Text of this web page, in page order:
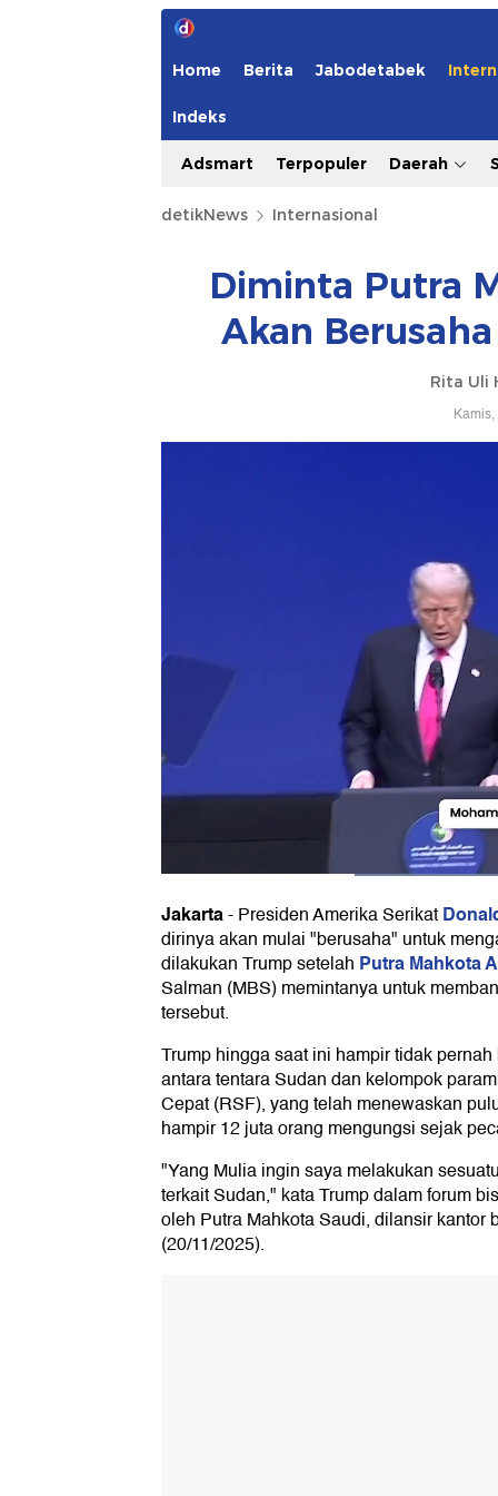
Home Berita Jabodetabek
Indeks
Adsmart Terpopuler Daerah
detikNews Internasional
Diminta Putra
Akan
Rita Uli
Jakarta-Presiden Amerika Serikat
dirinya akan mulai "berusaha" untuk
dilakukan Trump setelah Putra Mahkota
Salman (MBS) memintanya untuk
tersebut.
Trump hingga saat ini hampir tidak
antara tentara Sudan dan kelompok
Cepat (RSF), yang telah menewaskan
hampir 12 juta orang mengungsi sejak
"Yang Mulia ingin saya melakukan
terkait Sudan," kata Trump dalam forum
oleh Putra Mahkota Saudi, dilansir kantor
(20/11/2025).